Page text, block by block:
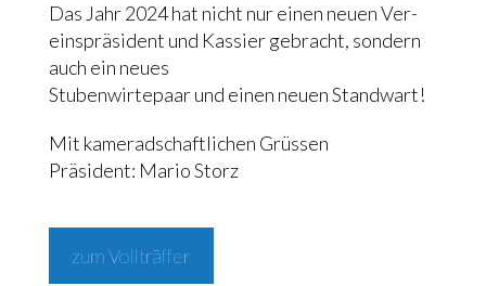
Das Jahr 2024 hat nicht nur einen neu­en Ver­
eins­prä­si­dent und Kas­sier gebracht, son­dern
auch ein neu­es
Stu­ben­wir­te­paar und einen neu­en Stand­wart!
Mit kame­rad­schaft­li­chen Grüs­sen
Prä­si­dent: Mario Storz
zum Voll­träf­fer